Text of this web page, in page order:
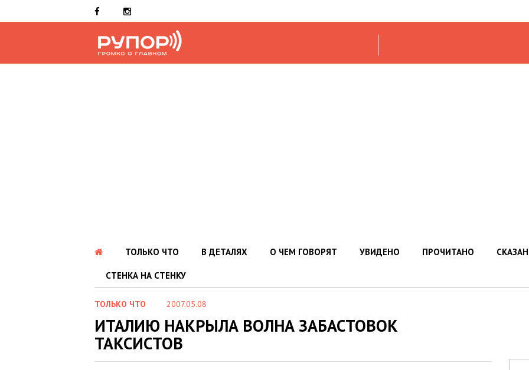
ТОЛЬКО ЧТО В ДЕТАЛЯХ О ЧЕМ ГОВОРЯТ УВИДЕНО ПРОЧИТАНО
СТЕНКА НА СТЕНКУ
ТОЛЬКО ЧТО 2007.05.08
ИТАЛИЮ НАКРЫЛА ВОЛНА ЗАБАСТОВОК
ТАКСИСТОВ